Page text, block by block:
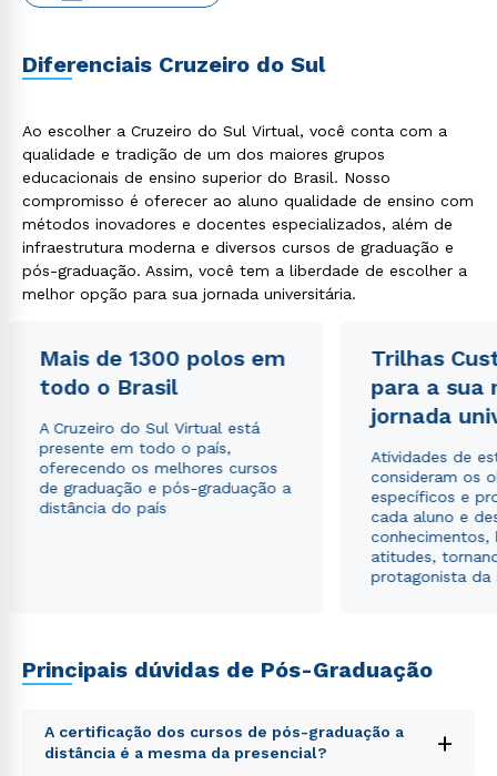
Diferenciais Cruzeiro do Sul
Ao escolher a Cruzeiro do Sul Virtual, você conta com a
qualidade e tradição de um dos maiores grupos
educacionais de ensino superior do Brasil. Nosso
compromisso é oferecer ao aluno qualidade de ensino com
métodos inovadores e docentes especializados, além de
infraestrutura moderna e diversos cursos de graduação e
pós-graduação. Assim, você tem a liberdade de escolher a
melhor opção para sua jornada universitária.
Mais de 1300 polos em
todo o Brasil
A Cruzeiro do Sul Virtual está
presente em todo o país,
oferecendo os melhores cursos
de graduação e pós-graduação a
distância do país
Trilhas
para a sua
jornada
Atividades de
consideram os
específicos e
cada aluno e
conhecimentos,
atitudes,
protagonista da
Principais dúvidas de Pós-Graduação
A certificação dos cursos de pós-graduação a
distância é a mesma da presencial?
+
WhatsApp
Política de Privacidade.e
autorizo que meus dados sejam utilizados para o